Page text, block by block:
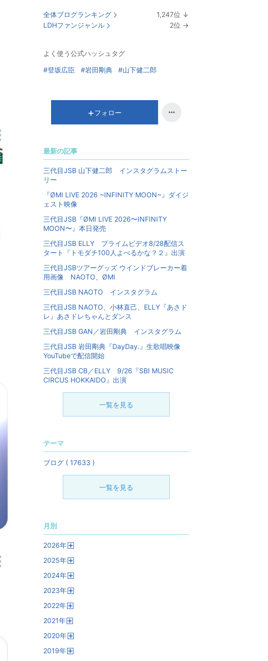
全体ブログランキング 1,247位 ↓
LDHファンジャンル 2位 →
よく使う公式ハッシュタグ
#登坂広臣 #岩田剛典 #山下健二郎
フォロー
最新の記事
三代目JSB 山下健二郎 インスタグラムストー
リー
『ØMI LIVE 2026 ~INFINITY MOON~』ダイジ
ェスト映像
三代目JSB『ØMI LIVE 2026〜INFINITY
MOON〜』本日発売
三代目JSB ELLY プライムビデオ8/28配信ス
タート『トモダチ100人よべるかな？２』出演
三代目JSBツアーグッズ ウインドブレーカー着
用画像 NAOTO、ØMI
三代目JSB NAOTO インスタグラム
三代目JSB NAOTO、小林直己、ELLY『あさド
レ』あさドレちゃんとダンス
三代目JSB GAN／岩田剛典 インスタグラム
三代目JSB 岩田剛典『DayDay.』生歌唱映像
YouTubeで配信開始
三代目JSB CB／ELLY 9/26『SBI MUSIC
CIRCUS HOKKAIDO』出演
一覧を見る
テーマ
ブログ ( 17633 )
一覧を見る
月別
2026年
2025年
2024年
2023年
2022年
2021年
2020年
2019年